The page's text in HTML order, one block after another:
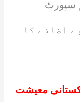
سپورٹ
کی رقم میں 5500 روپے اضافے کا
معیشت